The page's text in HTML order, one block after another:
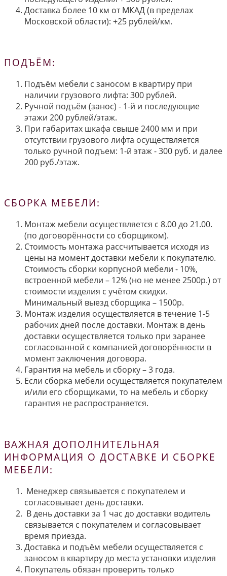
Доставка более 10 км от МКАД (в пределах
Московской области): +25 рублей/км.
ПОДЪЁМ:
Подъём мебели с заносом в квартиру при
наличии грузового лифта: 300 рублей.
Ручной подъём (занос) - 1-й и последующие
этажи 200 рублей/этаж.
При габаритах шкафа свыше 2400 мм и при
отсутствии грузового лифта осуществляется
только ручной подъем: 1-й этаж - 300 руб. и далее
200 руб./этаж.
СБОРКА МЕБЕЛИ:
Монтаж мебели осуществляется с 8.00 до 21.00.
(по договорённости со сборщиком).
Стоимость монтажа рассчитывается исходя из
цены на момент доставки мебели к покупателю.
Стоимость сборки корпусной мебели - 10%,
встроенной мебели – 12% (но не менее 2500р.) от
стоимости изделия с учётом скидки.
Минимальный выезд сборщика – 1500р.
Монтаж изделия осуществляется в течение 1-5
рабочих дней после доставки. Монтаж в день
доставки осуществляется только при заранее
согласованной с компанией договорённости в
момент заключения договора.
Гарантия на мебель и сборку – 3 года.
Если сборка мебели осуществляется покупателем
и/или его сборщиками, то на мебель и сборку
гарантия не распространяется.
ВАЖНАЯ ДОПОЛНИТЕЛЬНАЯ
ИНФОРМАЦИЯ О ДОСТАВКЕ И СБОРКЕ
МЕБЕЛИ:
Менеджер связывается с покупателем и
согласовывает день доставки.
В день доставки за 1 час до доставки водитель
связывается с покупателем и согласовывает
время приезда.
Доставка и подъём мебели осуществляется с
заносом в квартиру до места установки изделия
Покупатель обязан проверить только